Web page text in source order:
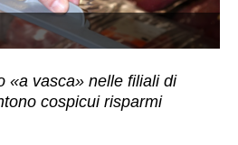
«a vasca» nelle filiali di
cospicui risparmi